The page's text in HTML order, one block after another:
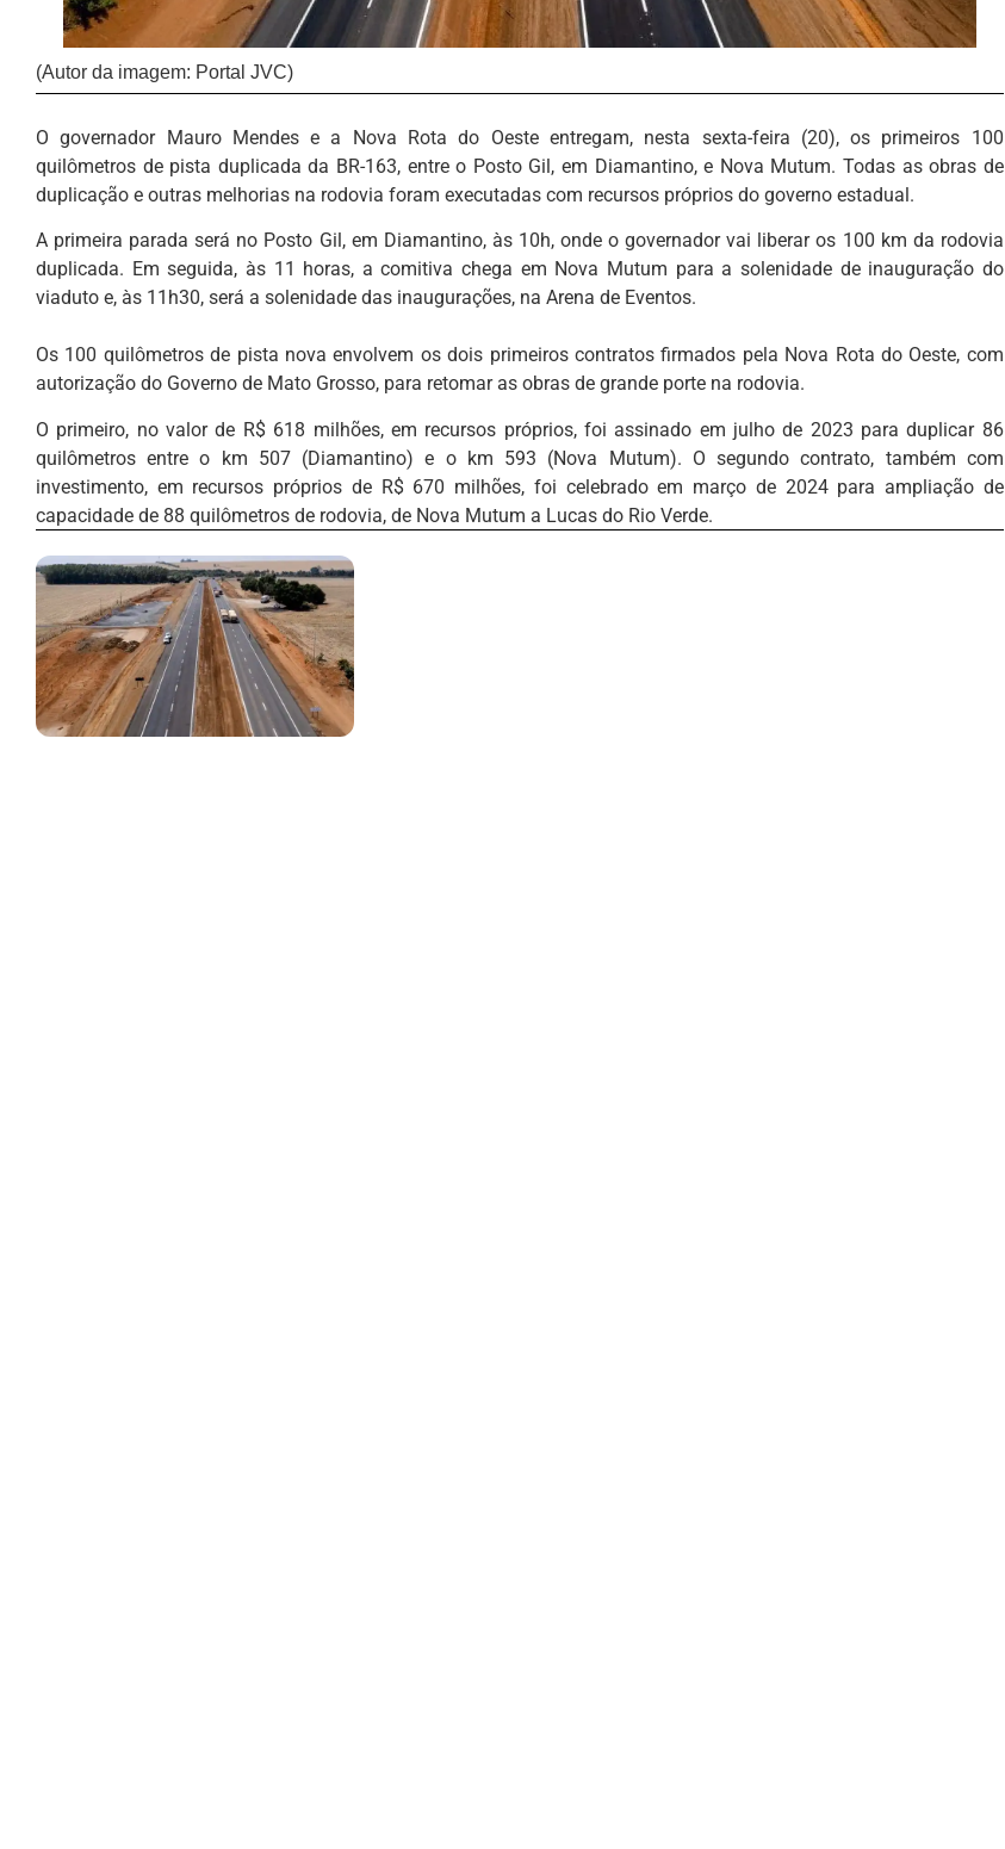
(Autor da imagem: Portal JVC)
O governador Mauro Mendes e a Nova Rota do Oeste entregam, nesta sexta-feira (20), os primeiros 100
quilômetros de pista duplicada da BR-163, entre o Posto Gil, em Diamantino, e Nova Mutum. Todas as obras de
duplicação e outras melhorias na rodovia foram executadas com recursos próprios do governo estadual.
A primeira parada será no Posto Gil, em Diamantino, às 10h, onde o governador vai liberar os 100 km da rodovia
duplicada. Em seguida, às 11 horas, a comitiva chega em Nova Mutum para a solenidade de inauguração do
viaduto e, às 11h30, será a solenidade das inaugurações, na Arena de Eventos.
Os 100 quilômetros de pista nova envolvem os dois primeiros contratos firmados pela Nova Rota do Oeste, com
autorização do Governo de Mato Grosso, para retomar as obras de grande porte na rodovia.
O primeiro, no valor de R$ 618 milhões, em recursos próprios, foi assinado em julho de 2023 para duplicar 86
quilômetros entre o km 507 (Diamantino) e o km 593 (Nova Mutum). O segundo contrato, também com
investimento, em recursos próprios de R$ 670 milhões, foi celebrado em março de 2024 para ampliação de
capacidade de 88 quilômetros de rodovia, de Nova Mutum a Lucas do Rio Verde.